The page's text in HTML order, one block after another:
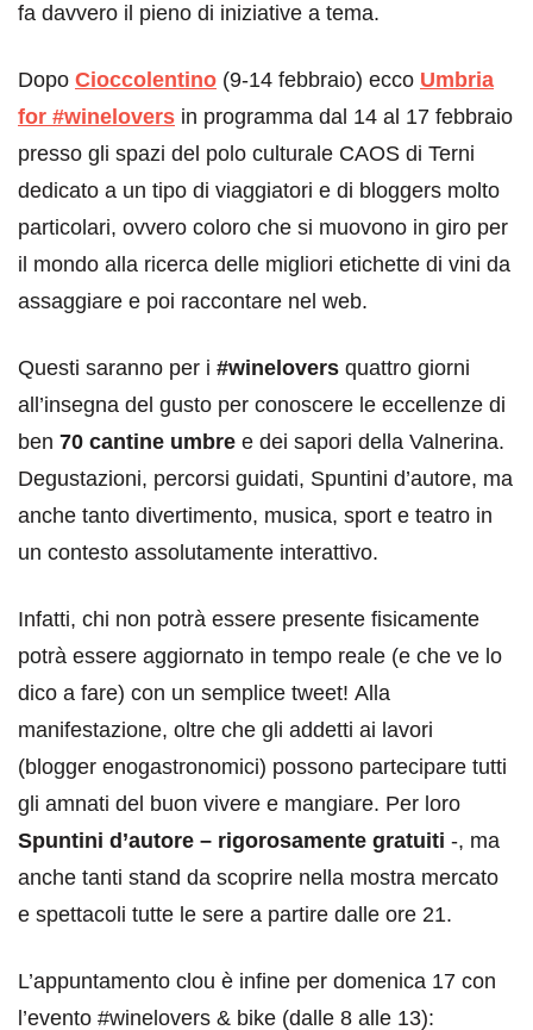
fa davvero il pieno di iniziative a tema.
Dopo Cioccolentino (9-14 febbraio) ecco Umbria
for #winelovers in programma dal 14 al 17 febbraio
presso gli spazi del polo culturale CAOS di Terni
dedicato a un tipo di viaggiatori e di bloggers molto
particolari, ovvero coloro che si muovono in giro per
il mondo alla ricerca delle migliori etichette di vini da
assaggiare e poi raccontare nel web.
Questi saranno per i #winelovers quattro giorni
all’insegna del gusto per conoscere le eccellenze di
ben 70 cantine umbre e dei sapori della Valnerina.
Degustazioni, percorsi guidati, Spuntini d’autore, ma
anche tanto divertimento, musica, sport e teatro in
un contesto assolutamente interattivo.
Infatti, chi non potrà essere presente fisicamente
potrà essere aggiornato in tempo reale (e che ve lo
dico a fare) con un semplice tweet! Alla
manifestazione, oltre che gli addetti ai lavori
(blogger enogastronomici) possono partecipare tutti
gli amnati del buon vivere e mangiare. Per loro
Spuntini d’autore – rigorosamente gratuiti -, ma
anche tanti stand da scoprire nella mostra mercato
e spettacoli tutte le sere a partire dalle ore 21.
L’appuntamento clou è infine per domenica 17 con
l’evento #winelovers & bike (dalle 8 alle 13):